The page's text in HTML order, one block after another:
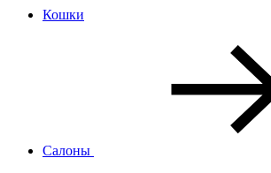
Кошки
Салоны